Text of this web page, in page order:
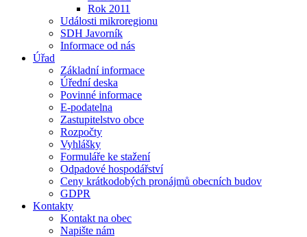
Rok 2011
Události mikroregionu
SDH Javorník
Informace od nás
Úřad
Základní informace
Úřední deska
Povinné informace
E-podatelna
Zastupitelstvo obce
Rozpočty
Vyhlášky
Formuláře ke stažení
Odpadové hospodářství
Ceny krátkodobých pronájmů obecních budov
GDPR
Kontakty
Kontakt na obec
Napište nám